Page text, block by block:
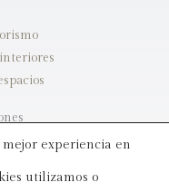
experiencia en
utilizamos o